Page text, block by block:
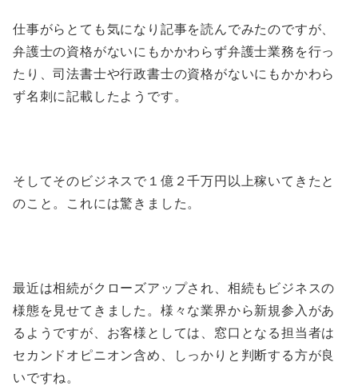
仕事がらとても気になり記事を読んでみたのですが、
弁護士の資格がないにもかかわらず弁護士業務を行っ
たり、司法書士や行政書士の資格がないにもかかわら
ず名刺に記載したようです。
そしてそのビジネスで１億２千万円以上稼いてきたと
のこと。これには驚きました。
最近は相続がクローズアップされ、相続もビジネスの
様態を見せてきました。様々な業界から新規参入があ
るようですが、お客様としては、窓口となる担当者は
セカンドオピニオン含め、しっかりと判断する方が良
いですね。